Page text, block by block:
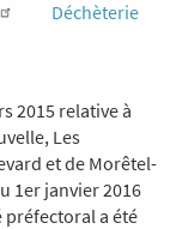
Déchèterie
2015 relative à
Les
et de Morêtel-
1er janvier 2016
préfectoral a été